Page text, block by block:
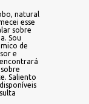
natural
esse
sobre
Sou
de
e
Saliento